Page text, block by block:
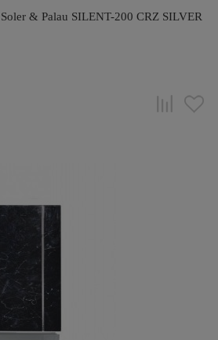
& Palau SILENT-200 CRZ SILVER